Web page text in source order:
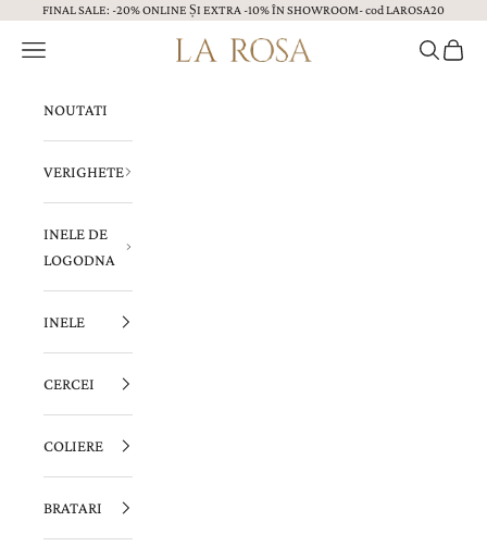
Sari la continut
FINAL SALE: -20% ONLINE ȘI EXTRA -10% ÎN SHOWROOM- cod LAROSA20
Bijuterii LA ROSA
Menu CautăCoș
NOUTATI
VERIGHETE
INELE DE
LOGODNA
INELE
CERCEI
COLIERE
BRATARI